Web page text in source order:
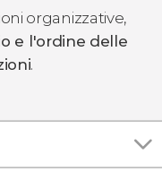
organizzative,
e l'ordine delle
.